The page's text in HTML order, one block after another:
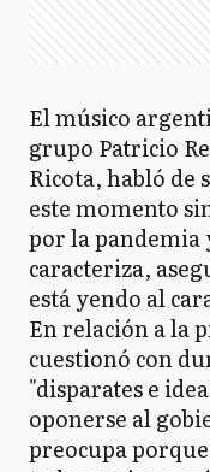
El músico
grupo Patricio
Ricota, habló de
este momento
por la pandemia
caracteriza,
está yendo al
En relación a la
cuestionó con
"disparates e
oponerse al
preocupa